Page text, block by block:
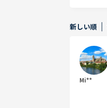
新しい順
Mi**